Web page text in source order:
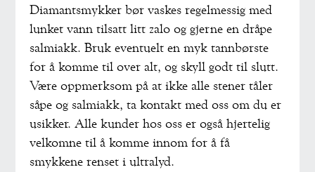
Diamantsmykker bør vaskes regelmessig med
lunket vann tilsatt litt zalo og gjerne en dråpe
salmiakk. Bruk eventuelt en myk tannbørste
for å komme til over alt, og skyll godt til slutt.
Være oppmerksom på at ikke alle stener tåler
såpe og salmiakk, ta kontakt med oss om du er
usikker. Alle kunder hos oss er også hjertelig
velkomne til å komme innom for å få
smykkene renset i ultralyd.